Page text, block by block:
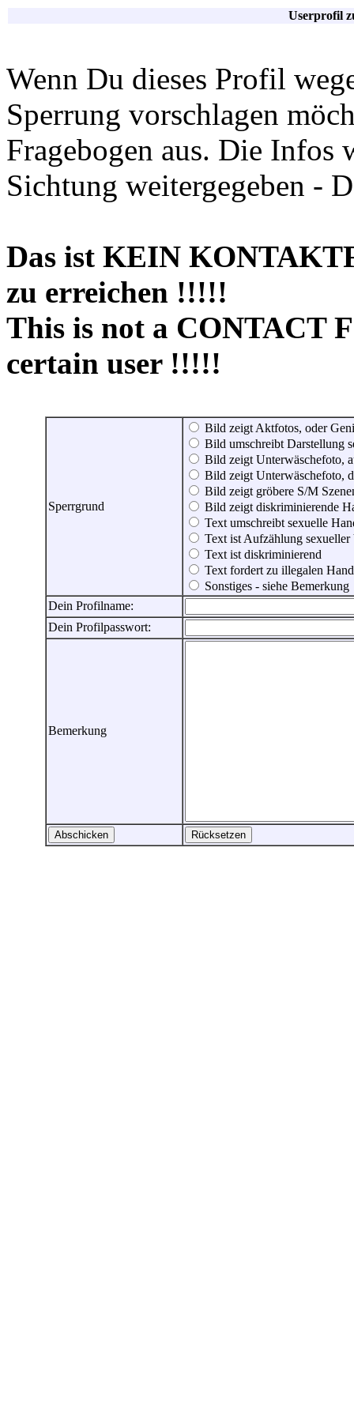
Userprofil
Wenn Du dieses Profil
Sperrung vorschlagen
Fragebogen aus. Die Infos
Sichtung weitergegeben -
Das ist KEIN
zu erreichen !!!!!
This is not a CONTACT
certain user !!!!!
Sperrgrund
Bild zeigt Aktfotos, oder
Bild umschreibt Darstellung
Bild zeigt Unterwäschefoto,
Bild zeigt Unterwäschefoto,
Bild zeigt gröbere S/M
Bild zeigt diskriminierende
Text umschreibt sexuelle
Text ist Aufzählung sexueller
Text ist diskriminierend
Text fordert zu illegalen
Sonstiges - siehe Bemerkung
Dein Profilname:
Dein Profilpasswort:
Bemerkung